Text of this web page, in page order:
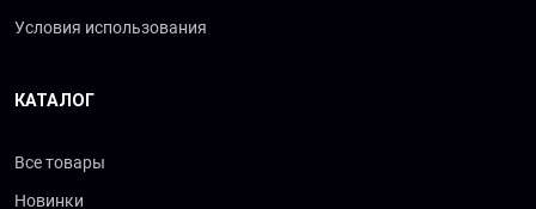
Условия использования
КАТАЛОГ
Все товары
Новинки